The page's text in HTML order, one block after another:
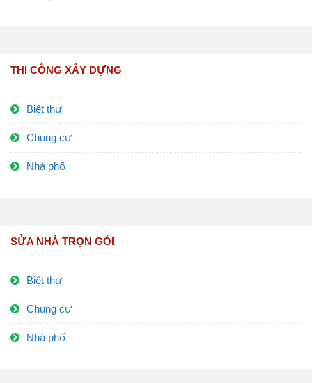
THI CÔNG XÂY DỰNG
Biệt thự
Chung cư
Nhà phố
SỬA NHÀ TRỌN GÓI
Biệt thự
Chung cư
Nhà phố